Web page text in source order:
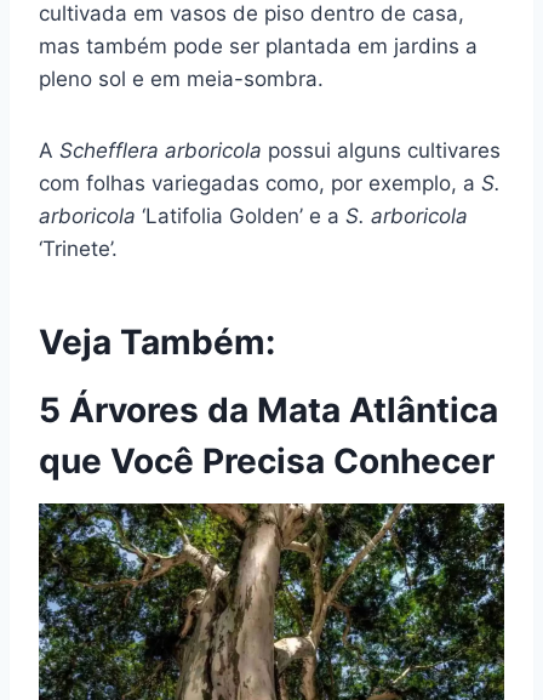
cultivada em vasos de piso dentro de casa,
mas também pode ser plantada em jardins a
pleno sol e em meia-sombra.
A Schefflera arboricola possui alguns cultivares
com folhas variegadas como, por exemplo, a S.
arboricola ‘Latifolia Golden’ e a S. arboricola
‘Trinete’.
Veja Também:
5 Árvores da Mata Atlântica
que Você Precisa Conhecer